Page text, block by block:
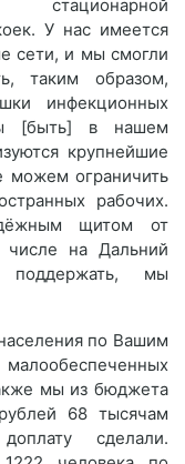
стационарной
У нас имеется
сети, и мы смогли
таким образом,
инфекционных
[быть] в нашем
крупнейшие
можем ограничить
рабочих.
щитом от
на Дальний
мы
по Вашим
мы из бюджета
68 тысячам
сделали.